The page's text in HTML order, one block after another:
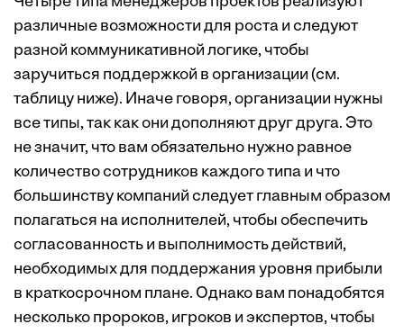
различные возможности для роста и следуют
разной коммуникативной логике, чтобы
заручиться поддержкой в организации (см.
таблицу ниже). Иначе говоря, организации нужны
все типы, так как они дополняют друг друга. Это
не значит, что вам обязательно нужно равное
количество сотрудников каждого типа и что
большинству компаний следует главным образом
полагаться на исполнителей, чтобы обеспечить
согласованность и выполнимость действий,
необходимых для поддержания уровня прибыли
в краткосрочном плане. Однако вам понадобятся
несколько пророков, игроков и экспертов, чтобы